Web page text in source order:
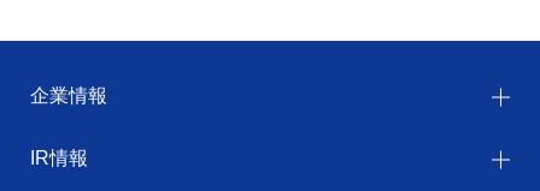
企業情報
IR情報